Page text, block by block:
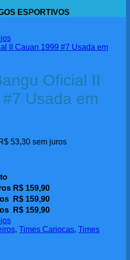
ESPORTIVOS
Oficial II
Usada em
53,30 sem juros
R$ 159,90
R$ 159,90
R$ 159,90
, Times Cariocas, Times